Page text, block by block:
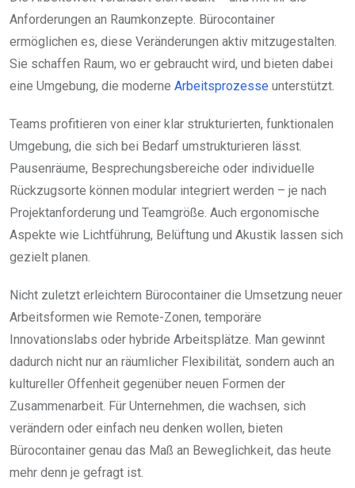
Anforderungen an Raumkonzepte. Bürocontainer
ermöglichen es, diese Veränderungen aktiv mitzugestalten.
Sie schaffen Raum, wo er gebraucht wird, und bieten dabei
eine Umgebung, die moderne Arbeitsprozesse unterstützt.
Teams profitieren von einer klar strukturierten, funktionalen
Umgebung, die sich bei Bedarf umstrukturieren lässt.
Pausenräume, Besprechungsbereiche oder individuelle
Rückzugsorte können modular integriert werden – je nach
Projektanforderung und Teamgröße. Auch ergonomische
Aspekte wie Lichtführung, Belüftung und Akustik lassen sich
gezielt planen.
Nicht zuletzt erleichtern Bürocontainer die Umsetzung neuer
Arbeitsformen wie Remote-Zonen, temporäre
Innovationslabs oder hybride Arbeitsplätze. Man gewinnt
dadurch nicht nur an räumlicher Flexibilität, sondern auch an
kultureller Offenheit gegenüber neuen Formen der
Zusammenarbeit. Für Unternehmen, die wachsen, sich
verändern oder einfach neu denken wollen, bieten
Bürocontainer genau das Maß an Beweglichkeit, das heute
mehr denn je gefragt ist.